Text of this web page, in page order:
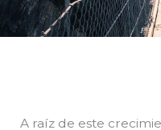
A raíz de este